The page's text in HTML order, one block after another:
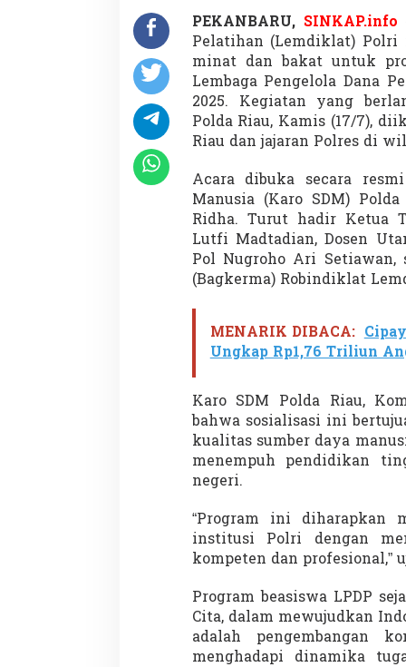
-
3
T
i
n
g
k
a
t
k
a
n
S
D
M
U
n
u
l
PEKANBARU, SINKAP.info
Pelatihan (Lemdiklat) Polri
minat dan bakat untuk
Lembaga Pengelola Dana
2025. Kegiatan yang
Polda Riau, Kamis (17/7),
Riau dan jajaran Polres di
Acara dibuka secara
Manusia (Karo SDM)
Ridha. Turut hadir Ketua
Lutfi Madtadian, Dosen
Pol Nugroho Ari Setiawan,
(Bagkerma) Robindiklat
MENARIK DIBACA:
Ungkap Rp1,76 Triliun
Karo SDM Polda Riau,
bahwa sosialisasi ini
kualitas sumber daya
menempuh pendidikan
negeri.
“Program ini diharapkan
institusi Polri dengan
kompeten dan profesional,”
Program beasiswa LPDP
Cita, dalam mewujudkan
adalah pengembangan
menghadapi dinamika